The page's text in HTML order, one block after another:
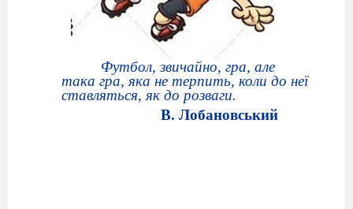
Футбол, звичайно, гра, але
така гра, яка не терпить, коли до неї
ставляться, як до розваги.
В. Лобановський